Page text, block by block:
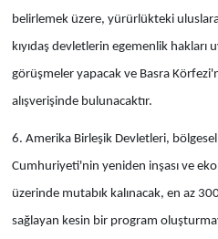
belirlemek üzere, yürürlükteki
kıyıdaş devletlerin egemenlik hakları
görüşmeler yapacak ve Basra
alışverişinde bulunacaktır.
6. Amerika Birleşik Devletleri,
Cumhuriyeti'nin yeniden inşası ve
üzerinde mutabık kalınacak, en az
sağlayan kesin bir program